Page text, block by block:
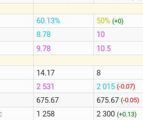
:
60.13%
8.78
9.78
14.17
2 531
675.67
1 258
50% (+0)
10
10.5
8
2 015 (-0.07)
675.67 (-0.05)
2 300 (+0.13)